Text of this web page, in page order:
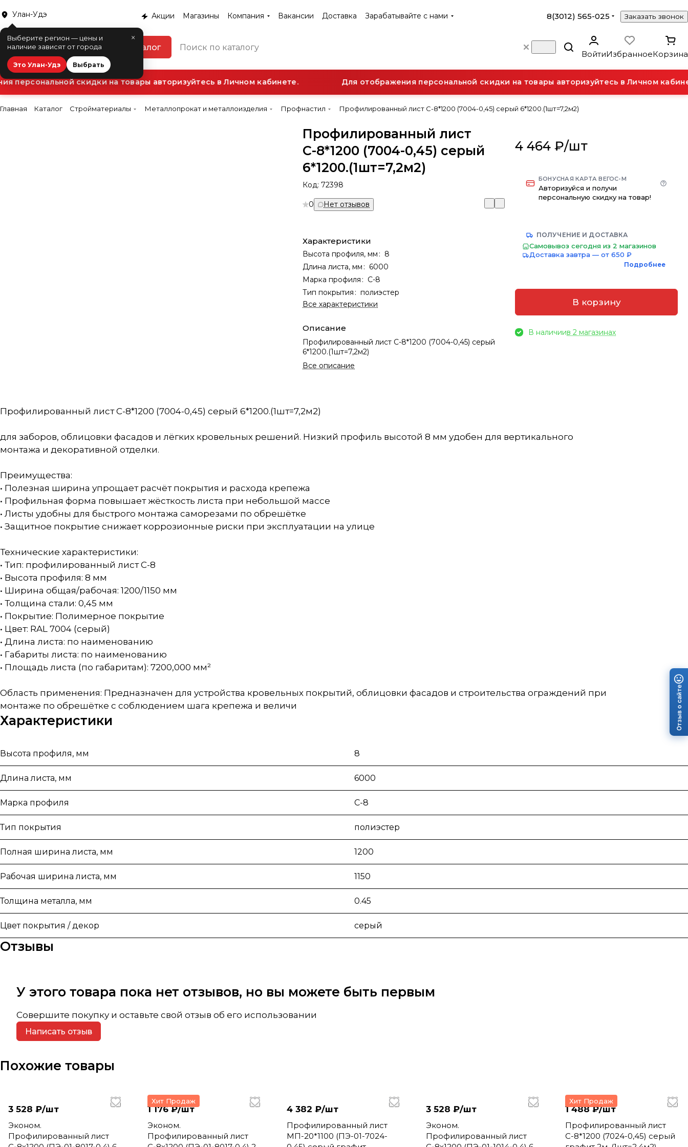
Улан-Удэ
×
Выберите регион — цены и
наличие зависят от города
Это Улан-Удэ Выбрать
Акции Магазины Компания Вакансии Доставка Зарабатывайте с нами 8(3012) 565-025 Заказать звонок
Каталог
ВойтиИзбранноеКорзина
персональной скидки на товары авторизуйтесь в Личном кабинете. Для отображения персональной скидки на товары авторизуйтесь в Личном
Главная Каталог Стройматериалы Металлопрокат и металлоизделия Профнастил Профилированный лист С-8*1200 (7004-0,45) серый 6*1200.(1шт=7,2м2)
Профилированный лист
С-8*1200 (7004-0,45) серый
6*1200.(1шт=7,2м2)
Код:72398
0 Нет отзывов
Характеристики
Высота профиля, мм : 8
Длина листа, мм : 6000
Марка профиля : С-8
Тип покрытия : полиэстер
Все характеристики
Описание
Профилированный лист С-8*1200 (7004-0,45) серый
6*1200.(1шт=7,2м2)
Все описание
4 464 ₽/шт
БОНУСНАЯ КАРТА ВЕГОС-М
Авторизуйся и получи
персональную скидку на товар!
ПОЛУЧЕНИЕ И ДОСТАВКА
Самовывоз сегодня из 2 магазинов
Доставка завтра — от 650 ₽
Подробнее
В корзину
В наличиив 2 магазинах
Профилированный лист С-8*1200 (7004-0,45) серый 6*1200.(1шт=7,2м2)
для заборов, облицовки фасадов и лёгких кровельных решений. Низкий профиль высотой 8 мм удобен для вертикального
монтажа и декоративной отделки.
Преимущества:
• Полезная ширина упрощает расчёт покрытия и расхода крепежа
• Профильная форма повышает жёсткость листа при небольшой массе
• Листы удобны для быстрого монтажа саморезами по обрешётке
• Защитное покрытие снижает коррозионные риски при эксплуатации на улице
Технические характеристики:
• Тип: профилированный лист С-8
• Высота профиля: 8 мм
• Ширина общая/рабочая: 1200/1150 мм
• Толщина стали: 0,45 мм
• Покрытие: Полимерное покрытие
• Цвет: RAL 7004 (серый)
• Длина листа: по наименованию
• Габариты листа: по наименованию
• Площадь листа (по габаритам): 7200,000 мм²
Область применения: Предназначен для устройства кровельных покрытий, облицовки фасадов и строительства ограждений при
монтаже по обрешётке с соблюдением шага крепежа и величи
Характеристики
Высота профиля, мм 8
Длина листа, мм 6000
Марка профиля С-8
Тип покрытия полиэстер
Полная ширина листа, мм 1200
Рабочая ширина листа, мм 1150
Толщина металла, мм 0.45
Цвет покрытия / декор серый
Отзывы
У этого товара пока нет отзывов, но вы можете быть первым
Совершите покупку и оставьте свой отзыв об его использовании
Написать отзыв
Похожие товары
3 528 ₽/шт
Эконом.
Профилированный лист
Хит Продаж
1 176 ₽/шт
Эконом.
Профилированный лист
4 382 ₽/шт
Профилированный лист
МП-20*1100 (ПЭ-01-7024-
3 528 ₽/шт
Эконом.
Профилированный лист
Хит Продаж
1 488 ₽/шт
Профилированный лист
С-8*1200 (7024-0,45) серый
Отзыв о сайте